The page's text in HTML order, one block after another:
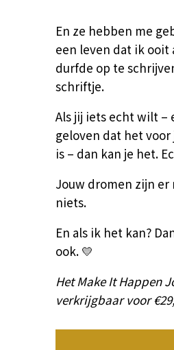
En ze hebben me
een leven dat ik ooit
durfde op te
schriftje.
Als jij iets echt wilt –
geloven dat het
is – dan kan je het.
Jouw dromen zijn er
niets.
En als ik het kan?
ook. 💛
Het Make It Happen
verkrijgbaar voor